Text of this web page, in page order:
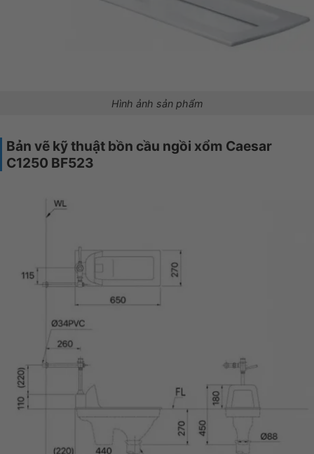
Hình ảnh sản phẩm
Bản vẽ kỹ thuật bồn cầu ngồi xổm Caesar
C1250 BF523